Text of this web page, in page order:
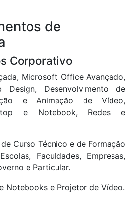
de
Corporativo
Microsoft Office Avançado,
Design, Desenvolvimento de
e Animação de Vídeo,
e Notebook, Redes e
Curso Técnico e de Formação
Faculdades, Empresas,
e Particular.
Notebooks e Projetor de Vídeo.